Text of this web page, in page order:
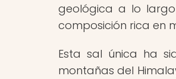
geológica a lo
composición rica en
Esta sal única ha
montañas del